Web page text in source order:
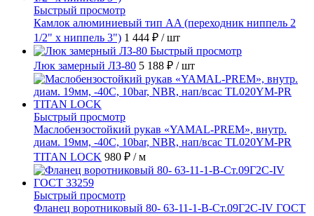
Быстрый просмотр
Камлок алюминиевый тип AA (переходник ниппель 2
1/2" х ниппель 3") 1 444 ₽ / шт
Быстрый просмотр
Люк замерный ЛЗ-80 5 188 ₽ / шт
Быстрый просмотр
Маслобензостойкий рукав «YAMAL-PREM», внутр.
диам. 19мм, -40C, 10bar, NBR, нап/всас TL020YM-PR
TITAN LOCK 980 ₽ / м
Быстрый просмотр
Фланец воротниковый 80- 63-11-1-B-Ст.09Г2С-IV ГОСТ